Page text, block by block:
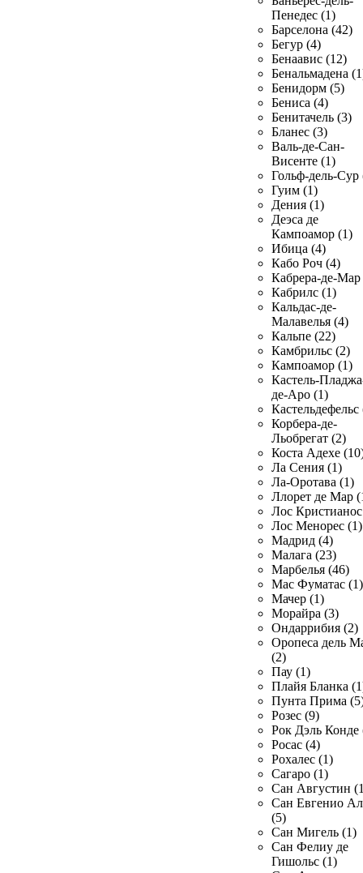
Пенедес (1)
Барселона (42)
Бегур (4)
Бенаавис (12)
Бенальмадена
Бенидорм (5)
Бениса (4)
Бенитачель (3)
Бланес (3)
Валь-де-Сан-
Висенте (1)
Гольф-дель-Сур
Гуим (1)
Дения (1)
Деэса де
Кампоамор (1)
Ибица (4)
Кабо Роч (4)
Кабрера-де-Мар
Кабрилс (1)
Кальдас-де-
Малавелья (4)
Кальпе (22)
Камбрильс (2)
Кампоамор (1)
Кастель-
де-Аро (1)
Кастельдефельс
Корбера-де-
Льобрегат (2)
Коста Адехе
Ла Сения (1)
Ла-Оротава (1)
Ллорет де Мар
Лос
Лос Менорес (1)
Мадрид (4)
Малага (23)
Марбелья (46)
Мас Фуматас (1)
Мачер (1)
Морайра (3)
Ондаррибия (2)
Оропеса дель
(2)
Пау (1)
Плайя Бланка
Пунта Прима
Розес (9)
Рок Дэль Конде
Росас (4)
Рохалес (1)
Сагаро (1)
Сан Августин
Сан Евгенио
(5)
Сан Мигель (1)
Сан Фелиу де
Гишольс (1)